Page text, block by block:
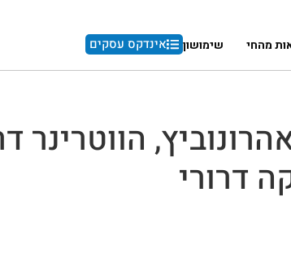
מהחי שימושון אינדקס עסקים
הווטרינר
דרורי